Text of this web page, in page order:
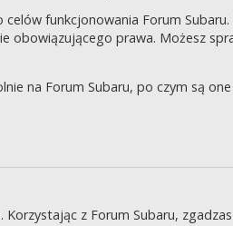
funkcjonowania Forum
prawa. Możesz
na Forum Subaru, po czym są
z Forum Subaru,